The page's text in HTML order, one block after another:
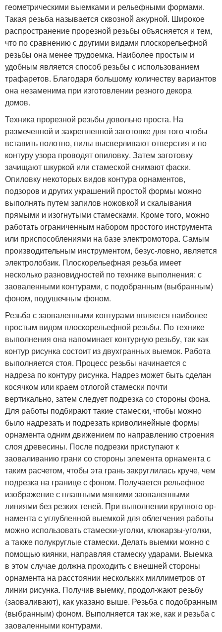
геометрическими выемками и рельефными формами.
Такая резьба называется сквозной ажурной. Широкое
распространение прорезной резьбы объясняется и тем,
что по сравнению с другими видами плоскорельефной
резьбы она менее трудоемка. Наиболее простым и
удобным является способ резьбы с использованием
трафаретов. Благодаря большому количеству вариантов
она незаменима при изготовлении резного декора
домов.
Техника прорезной резьбы довольно проста. На
размеченной и закрепленной заготовке для того чтобы
вставить полотно, пилы высверливают отверстия и по
контуру узора проводят опиловку. Затем заготовку
зачищают шкуркой или стамеской снимают фаски.
Опиловку некоторых видов контура орнаментов,
подзоров и других украшений простой формы можно
выполнять путем запилов ножовкой и скалывания
прямыми и изогнутыми стамесками. Кроме того, можно
работать ограниченным набором простого инструмента
или приспособлениями на базе электромотора. Самым
производительным инструментом, безус-ловно, является
электролобзик. Плоскорельефная резьба имеет
несколько разновидностей по технике выполнения: с
заоваленными контурами, с подобранным (выбранным)
фоном, подушечным фоном.
Резьба с заоваленными контурами является наиболее
простым видом плоскорельефной резьбы. По технике
выполнения она напоминает контурную резьбу, так как
контур рисунка состоит из двухгранных выемок. Работа
выполняется стоя. Процесс резьбы начинается с
надреза по контуру рисунка. Надрез может быть сделан
косячком или краем отлогой стамески почти
вертикально, затем следует подрезка со стороны фона.
Для работы подбирают такие стамески, чтобы можно
было надрезать и подрезать криволинейные формы
орнамента одним движением по направлению строения
слоя древесины. После подрезки приступают к
заоваливанию грани со стороны элемента орнамента с
таким расчетом, чтобы эта грань закруглилась круче, чем
подрезка на границе с фоном. Получается рельефное
изображение с плавными мягкими заоваленными
линиями без резких теней. При выполнении крупного ор-
намента с углубленной выемкой для облегчения работы
можно использовать стамески-уголки, клюкарзы-уголки,
а также полукруглые стамески. Делать выемки можно с
помощью киянки, направляя стамеску ударами. Выемка
в этом случае должна проходить с внешней стороны
орнамента на расстоянии нескольких миллиметров от
линии рисунка. Получив выемку, продол-жают резьбу
(заоваливают), как указано выше. Резьба с подобранным
(выбранным) фоном. Выполняется так же, как и резьба с
заоваленными контурами.